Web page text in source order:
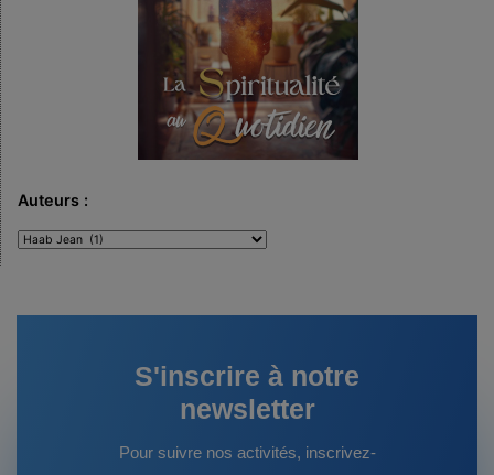
Auteurs :
Auteurs
:
S'inscrire à notre
newsletter
Pour suivre nos activités, inscrivez-